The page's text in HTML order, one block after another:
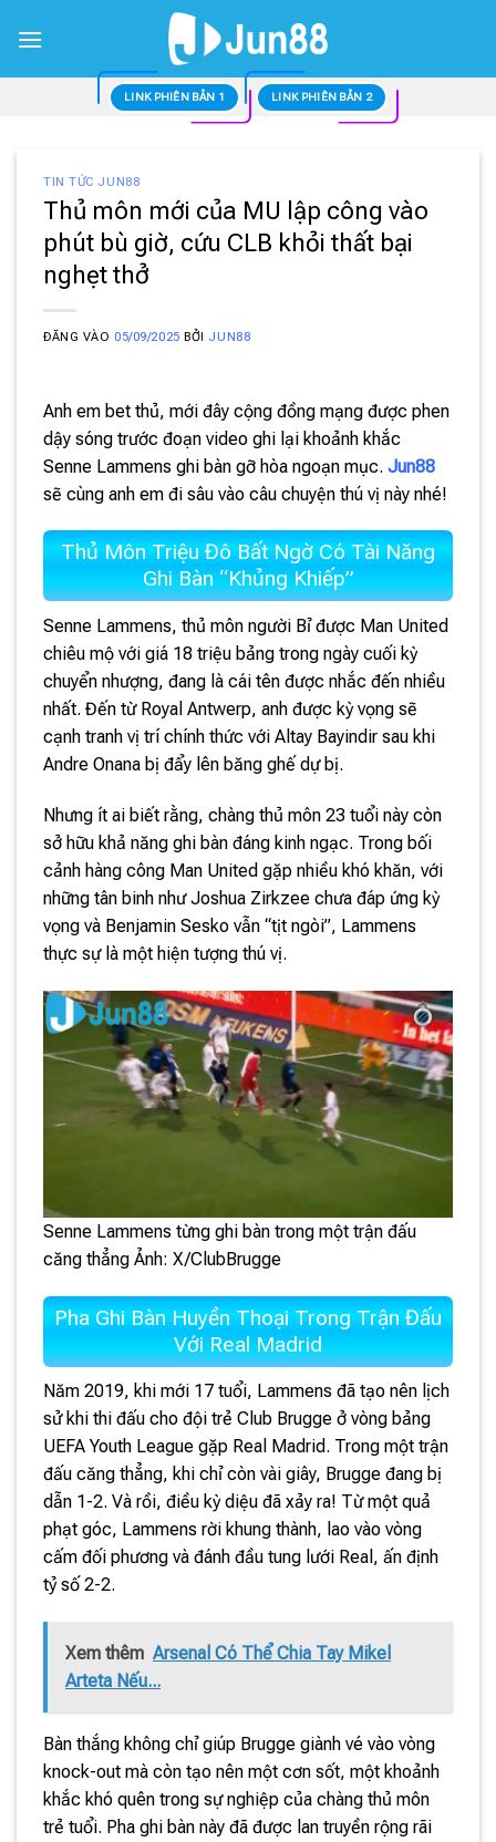
qua
LINK PHIÊN BẢN 1 LINK PHIÊN BẢN 2
TIN TỨC JUN88
Thủ môn mới của MU lập công vào
phút bù giờ, cứu CLB khỏi thất bại
nghẹt thở
ĐĂNG VÀO 05/09/2025 BỞI JUN88
Anh em bet thủ, mới đây cộng đồng mạng được phen
dậy sóng trước đoạn video ghi lại khoảnh khắc
Senne Lammens ghi bàn gỡ hòa ngoạn mục. Jun88
sẽ cùng anh em đi sâu vào câu chuyện thú vị này nhé!
Thủ Môn Triệu Đô Bất Ngờ Có Tài Năng
Ghi Bàn “Khủng Khiếp”
Senne Lammens, thủ môn người Bỉ được Man United
chiêu mộ với giá 18 triệu bảng trong ngày cuối kỳ
chuyển nhượng, đang là cái tên được nhắc đến nhiều
nhất. Đến từ Royal Antwerp, anh được kỳ vọng sẽ
cạnh tranh vị trí chính thức với Altay Bayindir sau khi
Andre Onana bị đẩy lên băng ghế dự bị.
Nhưng ít ai biết rằng, chàng thủ môn 23 tuổi này còn
sở hữu khả năng ghi bàn đáng kinh ngạc. Trong bối
cảnh hàng công Man United gặp nhiều khó khăn, với
những tân binh như Joshua Zirkzee chưa đáp ứng kỳ
vọng và Benjamin Sesko vẫn “tịt ngòi”, Lammens
thực sự là một hiện tượng thú vị.
Senne Lammens từng ghi bàn trong một trận đấu
căng thẳng Ảnh: X/ClubBrugge
Pha Ghi Bàn Huyền Thoại Trong Trận Đấu
Với Real Madrid
Năm 2019, khi mới 17 tuổi, Lammens đã tạo nên lịch
sử khi thi đấu cho đội trẻ Club Brugge ở vòng bảng
UEFA Youth League gặp Real Madrid. Trong một trận
đấu căng thẳng, khi chỉ còn vài giây, Brugge đang bị
dẫn 1-2. Và rồi, điều kỳ diệu đã xảy ra! Từ một quả
phạt góc, Lammens rời khung thành, lao vào vòng
cấm đối phương và đánh đầu tung lưới Real, ấn định
tỷ số 2-2.
Xem thêm Arsenal Có Thể Chia Tay Mikel
Arteta Nếu...
Bàn thắng không chỉ giúp Brugge giành vé vào vòng
knock-out mà còn tạo nên một cơn sốt, một khoảnh
khắc khó quên trong sự nghiệp của chàng thủ môn
trẻ tuổi. Pha ghi bàn này đã được lan truyền rộng rãi